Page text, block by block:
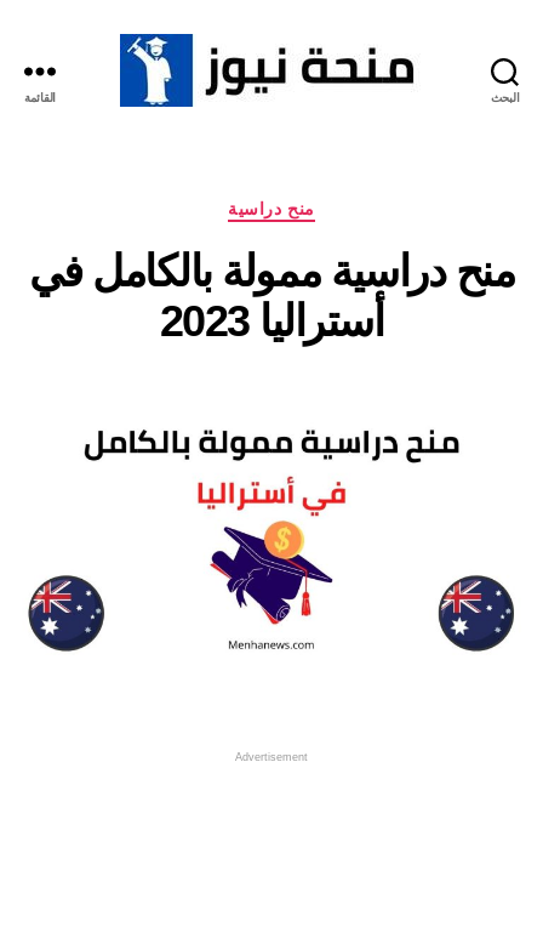
البحث القائمة
التصنيفات
منح دراسية
منح دراسية ممولة بالكامل في
أستراليا 2023
Advertisement